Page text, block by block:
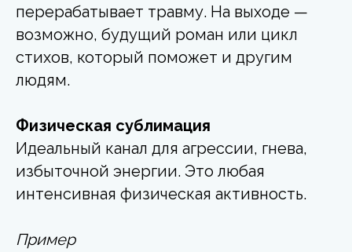
перерабатывает травму. На выходе —
возможно, будущий роман или цикл
стихов, который поможет и другим
людям.
Физическая сублимация
Идеальный канал для агрессии, гнева,
избыточной энергии. Это любая
интенсивная физическая активность.
Пример